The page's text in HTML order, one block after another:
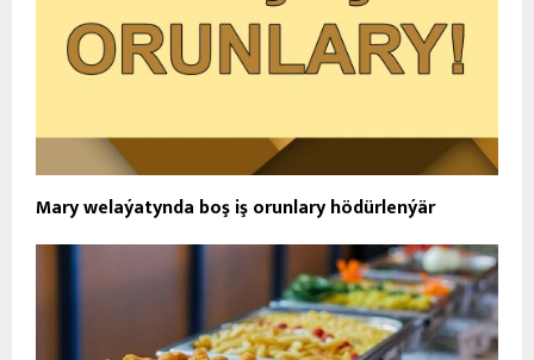
Mary welaýatynda boş iş orunlary hödürlenýär